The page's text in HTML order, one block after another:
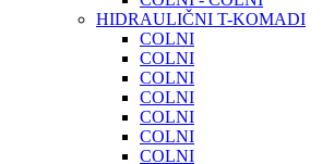
HIDRAULIČNI T-KOMADI
COLNI
COLNI
COLNI
COLNI
COLNI
COLNI
COLNI